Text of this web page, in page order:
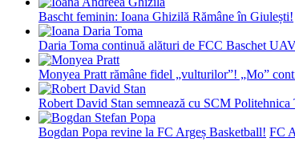
Bascht feminin: Ioana Ghizilă Rămâne în Giulești!
Daria Toma continuă alături de FCC Baschet
Monyea Pratt rămâne fidel „vulturilor”! „Mo”
Robert David Stan semnează cu SCM Politehnica
Bogdan Popa revine la FC Argeș Basketball! FC